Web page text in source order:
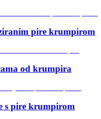
pire krumpirom
od krumpira
s pire krumpirom